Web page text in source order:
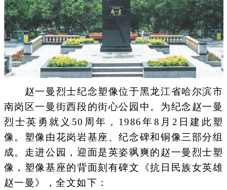
赵一曼烈士纪念塑像位于黑龙江省哈尔滨市
南岗区一曼街西段的街心公园中。为纪念赵一曼
烈士英勇就义50周年，1986年8月2日建此塑
像。塑像由花岗岩基座、纪念碑和铜像三部分组
成。走进公园，迎面是英姿飒爽的赵一曼烈士塑
像，塑像基座的背面刻有碑文《抗日民族女英雄
赵一曼》，全文如下：